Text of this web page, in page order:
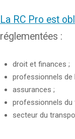
La RC Pro est
réglementées :
droit et finances ;
professionnels de
assurances ;
professionnels du
secteur du